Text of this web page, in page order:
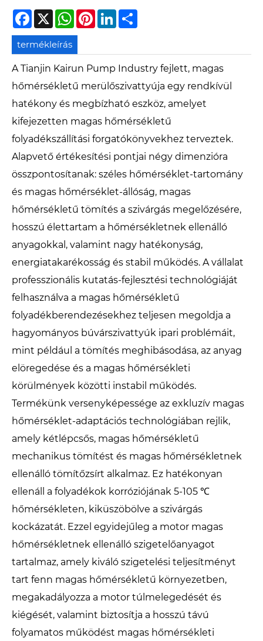
Facebook
X WhatsApp
PinterestLinkedIn
termékleírás
A Tianjin Kairun Pump Industry fejlett, magas
hőmérsékletű merülőszivattyúja egy rendkívül
hatékony és megbízható eszköz, amelyet
kifejezetten magas hőmérsékletű
folyadékszállítási forgatókönyvekhez terveztek.
Alapvető értékesítési pontjai négy dimenzióra
összpontosítanak: széles hőmérséklet-tartomány
és magas hőmérséklet-állóság, magas
hőmérsékletű tömítés a szivárgás megelőzésére,
hosszú élettartam a hőmérsékletnek ellenálló
anyagokkal, valamint nagy hatékonyság,
energiatakarékosság és stabil működés. A vállalat
professzionális kutatás-fejlesztési technológiáját
felhasználva a magas hőmérsékletű
folyadékberendezésekhez teljesen megoldja a
hagyományos búvárszivattyúk ipari problémáit,
mint például a tömítés meghibásodása, az anyag
elöregedése és a magas hőmérsékleti
körülmények közötti instabil működés.
Termékünk versenyképessége az exkluzív magas
hőmérséklet-adaptációs technológiában rejlik,
amely kétlépcsős, magas hőmérsékletű
mechanikus tömítést és magas hőmérsékletnek
ellenálló tömítőzsírt alkalmaz. Ez hatékonyan
ellenáll a folyadékok korróziójának 5-105 ℃
hőmérsékleten, kiküszöbölve a szivárgás
kockázatát. Ezzel egyidejűleg a motor magas
hőmérsékletnek ellenálló szigetelőanyagot
tartalmaz, amely kiváló szigetelési teljesítményt
tart fenn magas hőmérsékletű környezetben,
megakadályozza a motor túlmelegedését és
kiégését, valamint biztosítja a hosszú távú
folyamatos működést magas hőmérsékleti